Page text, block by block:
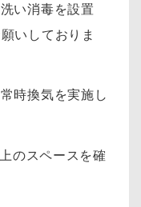
い消毒を設置
いしておりま
時換気を実施し
のスペースを確